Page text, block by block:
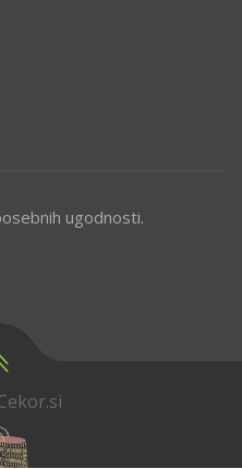
ugodnosti.